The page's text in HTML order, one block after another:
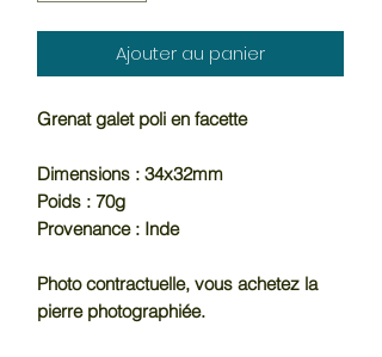
Ajouter au panier
Grenat galet poli en facette
Dimensions : 34x32mm
Poids : 70g
Provenance : Inde
Photo contractuelle, vous achetez la
pierre photographiée.